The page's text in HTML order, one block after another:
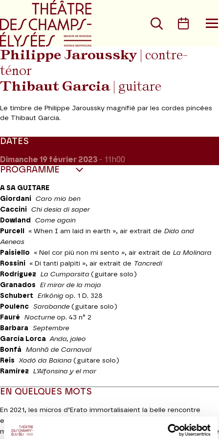
Aller au menu principal
Rechercher
Philippe Jaroussky | contre-
ténor
Thibaut Garcia| guitare
Le timbre de Philippe Jaroussky magnifié par les cordes pincées
de Thibaut Garcia.
DATES
Dimanche 19 février 2023 - 11h00
PROGRAMME
A SA GUITARE
Giordani
Caro mio ben
Caccini
Chi desia di saper
Dowland
Come again
Purcell
« When I am laid in earth », air extrait de Dido and
Aeneas
Paisiello
« Nel cor più non mi sento », air extrait de La Molinara
Rossini
« Di tanti palpiti », air extrait de Tancredi
Rodríguez
La Cumparsita (guitare solo)
Granados
El mirar de la maja
Schubert
Erlkönig op. 1 D. 328
Poulenc
Sarabande (guitare solo)
Fauré
Nocturneop. 43 n° 2
Barbara
Septembre
García Lorca Anda, jaleo
Bonfá
Manhã de Carnaval
Reis
Xodó da Baiana (guitare solo)
Ramírez
L’Alfonsina y el mar
EN QUELQUES MOTS
En 2021, les micros d’Erato immortalisaient la belle rencontre
entre le prince des contre-ténors – Philippe Jaroussky, rare
musicien classique dont la renommée dépasse le petit cercle des
Lire la suite